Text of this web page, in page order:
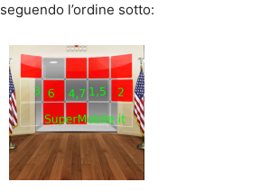
seguendo l’ordine sotto: